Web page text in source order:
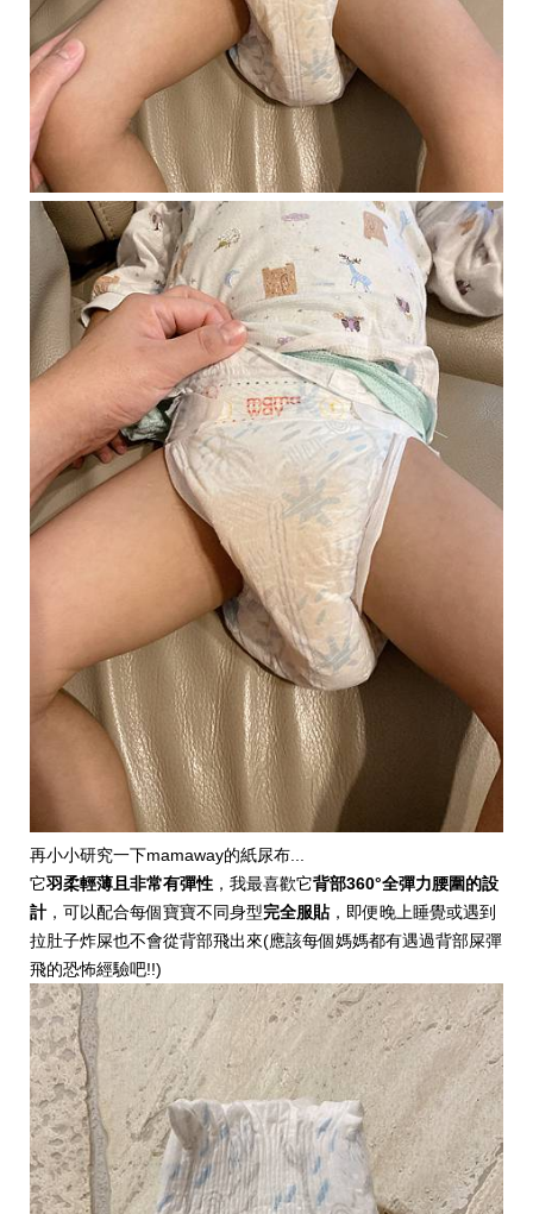
再小小研究一下mamaway的紙尿布...
它羽柔輕薄且非常有彈性 ，我最喜歡它背部360°全彈力腰圍的設
計，可以配合每個寶寶不同身型完全服貼，即便晚上睡覺或遇到
拉肚子炸屎也不會從背部飛出來(應該每個媽媽都有遇過背部屎彈
飛的恐怖經驗吧!!)